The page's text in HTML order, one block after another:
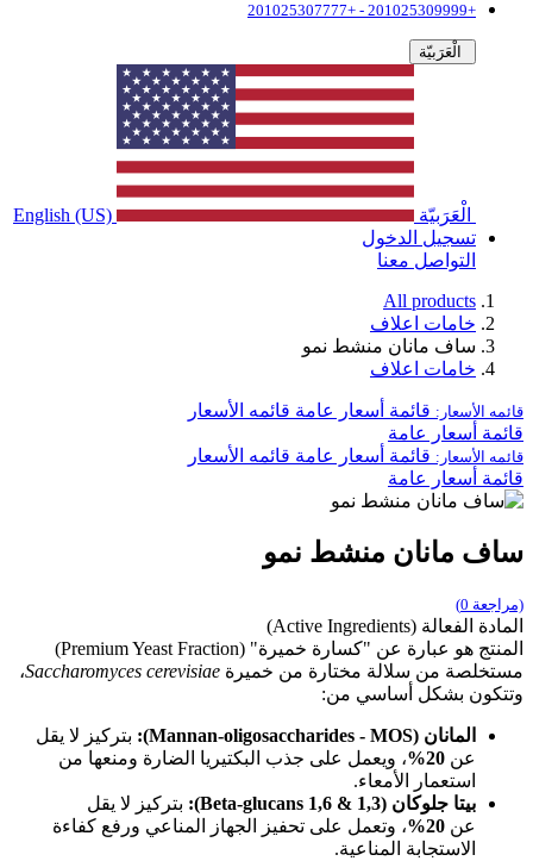
+201025309999 - +201025307777
الْعَرَبيّة
الْعَرَبيّة
English (US)
تسجيل الدخول
التواصل معنا
All products
خامات اعلاف
ساف مانان منشط نمو
خامات اعلاف
قائمه الأسعار: قائمة أسعار عامة قائمه الأسعار
قائمة أسعار عامة
قائمه الأسعار: قائمة أسعار عامة قائمه الأسعار
قائمة أسعار عامة
ساف مانان منشط نمو
(مراجعة 0)
المادة الفعالة (Active Ingredients)
المنتج هو عبارة عن "كسارة خميرة" (Premium Yeast Fraction)
مستخلصة من سلالة مختارة من خميرة Saccharomyces cerevisiae،
وتتكون بشكل أساسي من:
المانان (Mannan-oligosaccharides - MOS):
بتركيز لا يقل
عن 20%
، ويعمل على جذب البكتيريا الضارة ومنعها من
استعمار الأمعاء.
بيتا جلوكان (1,3 & 1,6 Beta-glucans):
بتركيز لا يقل
عن 20%
، وتعمل على تحفيز الجهاز المناعي ورفع كفاءة
الاستجابة المناعية.